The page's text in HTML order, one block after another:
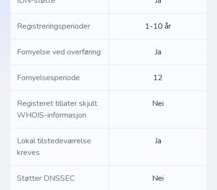
Registreringsperioder 1-10 år
Fornyelse ved overføring Ja
Fornyelsesperiode 12
Registeret tillater skjult
WHOIS-informasjon
Nei
Lokal tilstedeværelse
kreves
Ja
Støtter DNSSEC Nei